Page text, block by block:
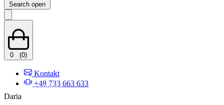
Search open
0 (0)
Kontakt
+48 733 663 633
Wszystkie klientki
Daria